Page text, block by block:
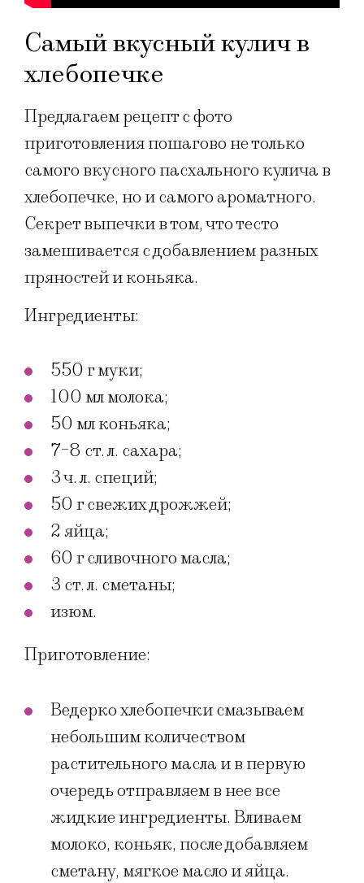
Самый вкусный кулич в
хлебопечке
Предлагаем рецепт с фото
приготовления пошагово не только
самого вкусного пасхального кулича в
хлебопечке, но и самого ароматного.
Секрет выпечки в том, что тесто
замешивается с добавлением разных
пряностей и коньяка.
Ингредиенты:
550 г муки;
100 мл молока;
50 мл коньяка;
7-8 ст. л. сахара;
3 ч. л. специй;
50 г свежих дрожжей;
2 яйца;
60 г сливочного масла;
3 ст. л. сметаны;
изюм.
Приготовление:
Ведерко хлебопечки смазываем
небольшим количеством
растительного масла и в первую
очередь отправляем в нее все
жидкие ингредиенты. Вливаем
молоко, коньяк, после добавляем
сметану, мягкое масло и яйца.